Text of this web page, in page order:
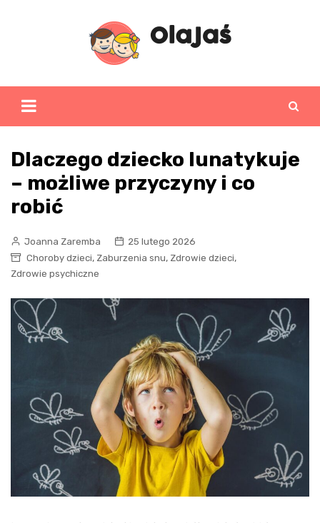
Dlaczego dziecko lunatykuje
– możliwe przyczyny i co
robić
Joanna Zaremba
25 lutego 2026
Choroby dzieci, Zaburzenia snu, Zdrowie dzieci,
Zdrowie psychiczne